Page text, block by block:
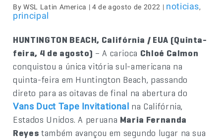
By WSL Latin America | 4 de agosto de 2022 | noticias,
principal
HUNTINGTON BEACH, Califórnia / EUA (Quinta-
feira, 4 de agosto) – A carioca Chloé Calmon
conquistou a única vitória sul-americana na
quinta-feira em Huntington Beach, passando
direto para as oitavas de final na abertura do
Vans Duct Tape Invitational na Califórnia,
Estados Unidos. A peruana Maria Fernanda
Reyes também avançou em segundo lugar na sua